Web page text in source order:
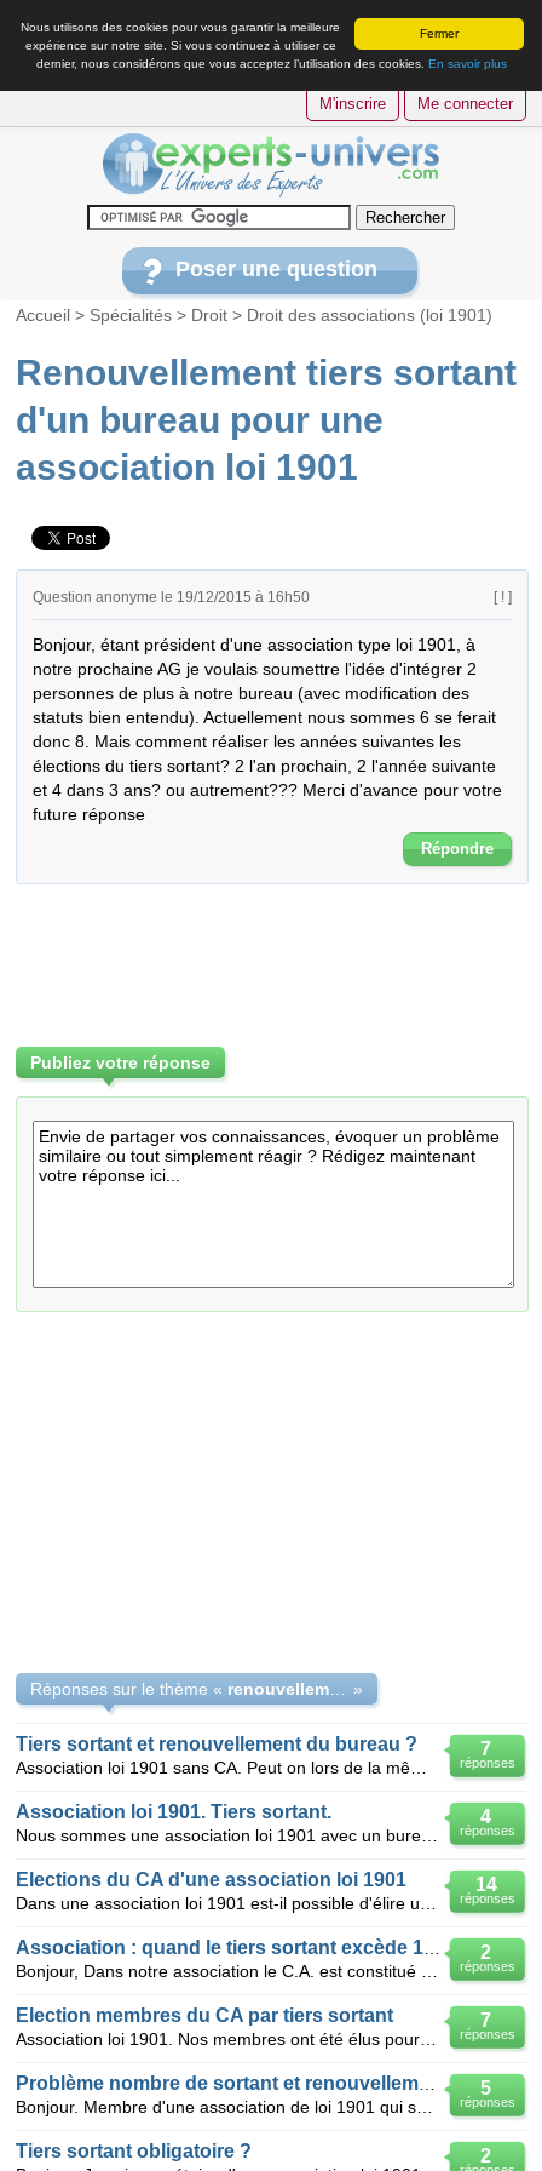
Fermer
Nous utilisons des cookies pour vous garantir la meilleure
expérience sur notre site. Si vous continuez à utiliser ce
dernier, nous considérons que vous acceptez l’utilisation des cookies. En savoir plus
M'inscrire Me connecter
Poser une question
Accueil > Spécialités > Droit > Droit des associations (loi 1901)
Renouvellement tiers sortant
d'un bureau pour une
association loi 1901
Question anonyme le 19/12/2015 à 16h50 [ ! ]
Bonjour, étant président d'une association type loi 1901, à
notre prochaine AG je voulais soumettre l'idée d'intégrer 2
personnes de plus à notre bureau (avec modification des
statuts bien entendu). Actuellement nous sommes 6 se ferait
donc 8. Mais comment réaliser les années suivantes les
élections du tiers sortant? 2 l'an prochain, 2 l'année suivante
et 4 dans 3 ans? ou autrement??? Merci d'avance pour votre
future réponse
Répondre
Publiez votre réponse
Réponses sur le thème « »
7
réponses
Tiers sortant et renouvellement du bureau ?
4
réponses
Association loi 1901. Tiers sortant.
14
réponses
Elections du CA d'une association loi 1901
2
réponses
7
réponses
Election membres du CA par tiers sortant
5
réponses
2
Tiers sortant obligatoire ?